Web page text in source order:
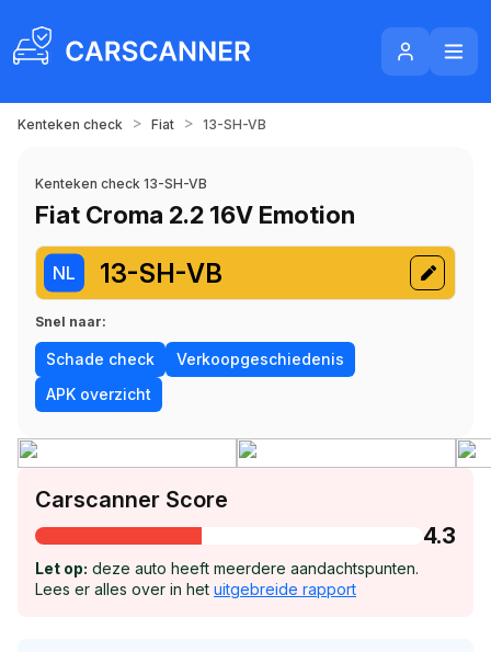
Kenteken check > Fiat > 13-SH-VB
Kenteken check 13-SH-VB
Fiat Croma 2.2 16V Emotion
NL 13-SH-VB
Snel naar:
Schade check
Verkoopgeschiedenis
APK overzicht
Carscanner Score
4.3
Let op: deze auto heeft meerdere aandachtspunten.
Lees er alles over in het uitgebreide rapport